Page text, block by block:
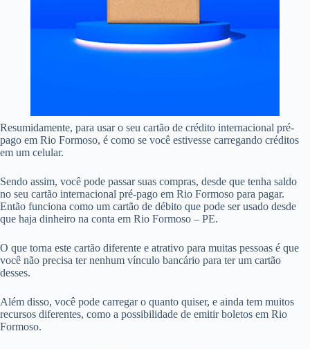
Resumidamente, para usar o seu cartão de crédito internacional pré-
pago em Rio Formoso, é como se você estivesse carregando créditos
em um celular.
Sendo assim, você pode passar suas compras, desde que tenha saldo
no seu cartão internacional pré-pago em Rio Formoso para pagar.
Então funciona como um cartão de débito que pode ser usado desde
que haja dinheiro na conta em Rio Formoso – PE.
O que torna este cartão diferente e atrativo para muitas pessoas é que
você não precisa ter nenhum vínculo bancário para ter um cartão
desses.
Além disso, você pode carregar o quanto quiser, e ainda tem muitos
recursos diferentes, como a possibilidade de emitir boletos em Rio
Formoso.